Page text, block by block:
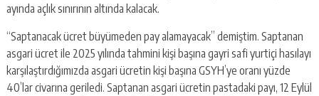
ayında açlık sınırının altında kalacak.
“Saptanacak ücret büyümeden pay alamayacak” demiştim. Saptanan
asgari ücret ile 2025 yılında tahmini kişi başına gayri safi yurtiçi hasılayı
karşılaştırdığımızda asgari ücretin kişi başına GSYH’ye oranı yüzde
40’lar civarına geriledi. Saptanan asgari ücretin pastadaki payı, 12 Eylül